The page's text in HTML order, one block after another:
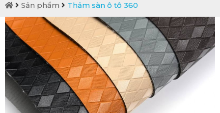
Sản phẩm Thảm sàn ô tô 360